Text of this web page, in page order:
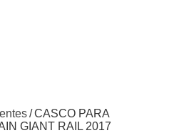
/CASCO PARA
GIANT RAIL 2017